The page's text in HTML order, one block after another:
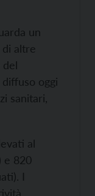
un
altre
del
oggi
sanitari,
al
e 820
I